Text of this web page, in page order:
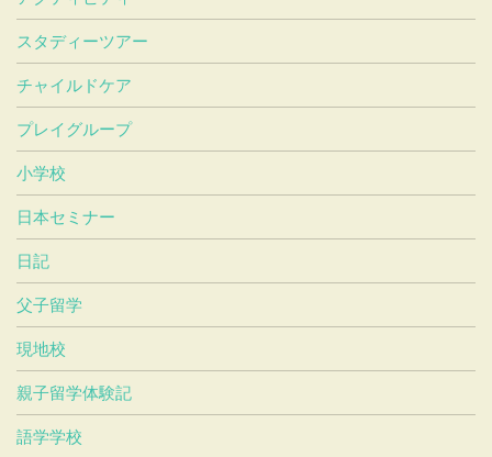
スタディーツアー
チャイルドケア
プレイグループ
小学校
日本セミナー
日記
父子留学
現地校
親子留学体験記
語学学校